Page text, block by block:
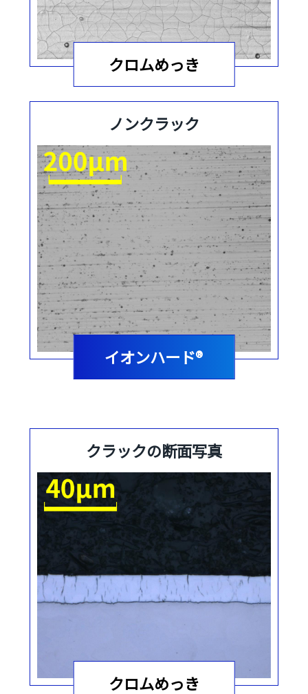
クロムめっき
ノンクラック
イオンハード®
クラックの断面写真
クロムめっき